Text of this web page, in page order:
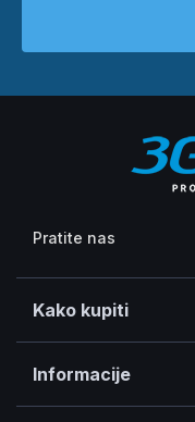
Pratite nas
Kako kupiti
Informacije